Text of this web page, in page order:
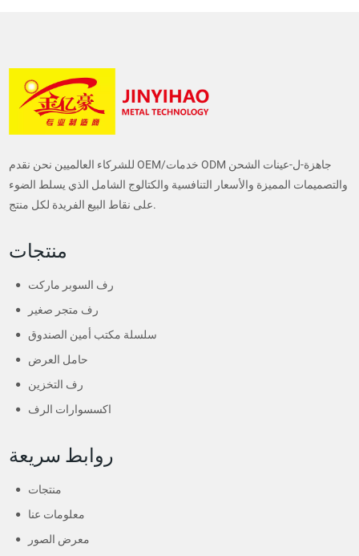
للشركاء العالميين نحن نقدم OEM/خدمات ODM جاهزة-ل-عينات الشحن
والتصميمات المميزة والأسعار التنافسية والكتالوج الشامل الذي يسلط الضوء
على نقاط البيع الفريدة لكل منتج.
منتجات
رف السوبر ماركت
رف متجر صغير
سلسلة مكتب أمين الصندوق
حامل العرض
رف التخزين
اكسسوارات الرف
روابط سريعة
منتجات
معلومات عنا
معرض الصور